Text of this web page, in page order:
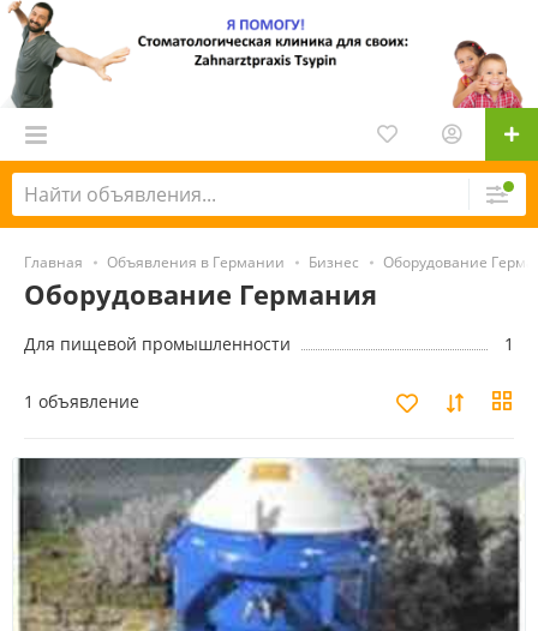
Главная Объявления в Германии Бизнес Оборудование
Оборудование Германия
Для пищевой промышленности 1
1 объявление